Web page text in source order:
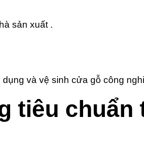
sản xuất .
và vệ sinh cửa gỗ công
tiêu